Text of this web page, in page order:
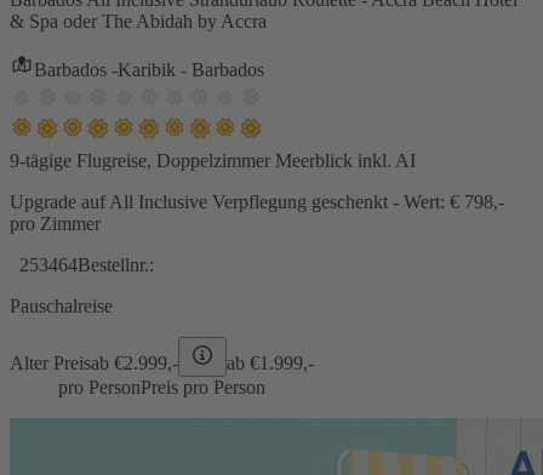
& Spa oder The Abidah by Accra
Barbados -Karibik - Barbados
9-tägige Flugreise, Doppelzimmer Meerblick inkl. AI
Upgrade auf All Inclusive Verpflegung geschenkt - Wert: € 798,-
pro Zimmer
253464Bestellnr.:
Pauschalreise
Alter Preisab €2.999,- ab €1.999,-
pro PersonPreis pro Person